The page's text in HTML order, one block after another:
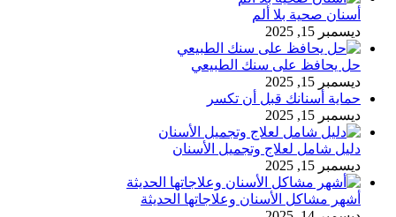
أسنان صحية بلا ألم
ديسمبر 15, 2025
حل يحافظ على سنك الطبيعي
ديسمبر 15, 2025
حماية أسنانك قبل أن تكسر
ديسمبر 15, 2025
دليل شامل لعلاج وتجميل الأسنان
ديسمبر 15, 2025
أشهر مشاكل الأسنان وعلاجاتها الحديثة